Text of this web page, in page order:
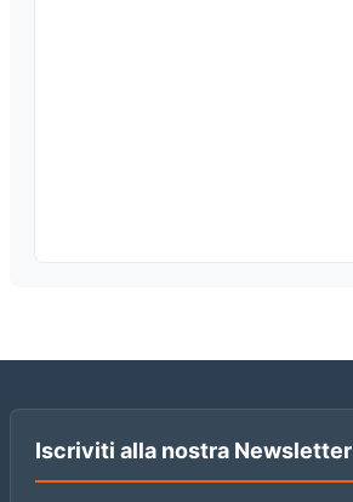
Iscriviti alla nostra Newsletter